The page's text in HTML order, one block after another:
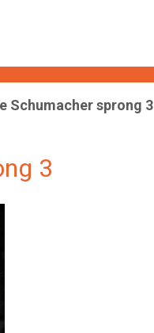
Schumacher sprong 3
3